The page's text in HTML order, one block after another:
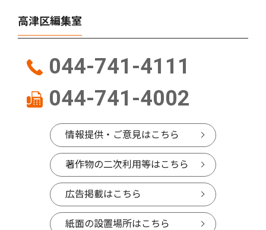
高津区編集室
044-741-4111
044-741-4002
情報提供・ご意見はこちら
著作物の二次利用等はこちら
広告掲載はこちら
紙面の設置場所はこちら